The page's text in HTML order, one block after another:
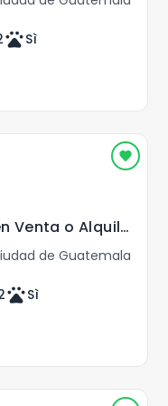
petsSì
Apartamento en Z.14 en Venta o Alquiler
de Guatemala
petsSì